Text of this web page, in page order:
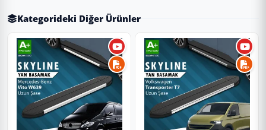
Kategorideki Diğer Ürünler